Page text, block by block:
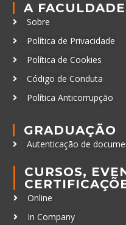
A
Sobre
Política de Privacidade
Política de Cookies
Código de Conduta
Política Anticorrupção
GRADUAÇÃO
Autenticação de
CURSOS,
Online
In Company